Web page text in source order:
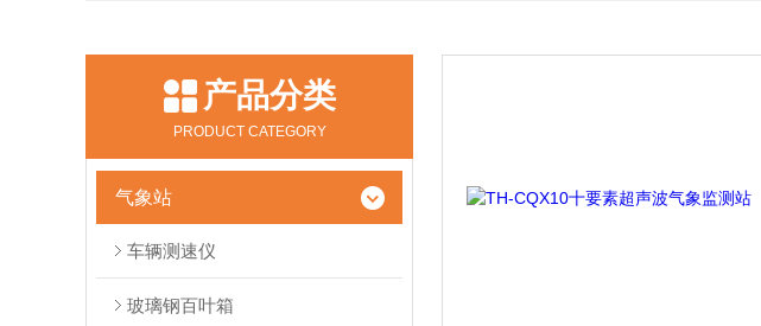
产品分类
PRODUCT CATEGORY
气象站
车辆测速仪
玻璃钢百叶箱